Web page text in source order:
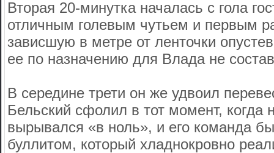
Вторая 20-минутка началась с гола
отличным голевым чутьем и первым
зависшую в метре от ленточки
ее по назначению для Влада не
В середине трети он же удвоил
Бельский сфолил в тот момент,
вырывался «в ноль», и его команда
буллитом, который хладнокровно